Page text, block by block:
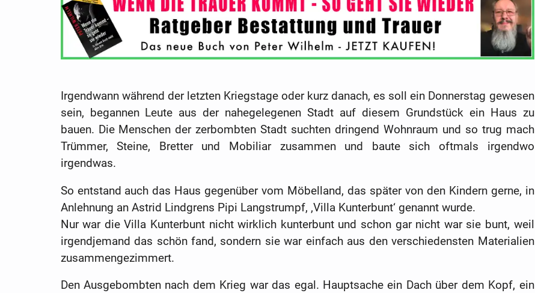
Irgendwann während der letzten Kriegstage oder kurz danach, es soll ein Donnerstag gewesen
sein, begannen Leute aus der nahegelegenen Stadt auf diesem Grundstück ein Haus zu
bauen. Die Menschen der zerbombten Stadt suchten dringend Wohnraum und so trug mach
Trümmer, Steine, Bretter und Mobiliar zusammen und baute sich oftmals irgendwo
irgendwas.
So entstand auch das Haus gegenüber vom Möbelland, das später von den Kindern gerne, in
Anlehnung an Astrid Lindgrens Pipi Langstrumpf, ‚Villa Kunterbunt‘ genannt wurde.
Nur war die Villa Kunterbunt nicht wirklich kunterbunt und schon gar nicht war sie bunt, weil
irgendjemand das schön fand, sondern sie war einfach aus den verschiedensten Materialien
zusammengezimmert.
Den Ausgebombten nach dem Krieg war das egal. Hauptsache ein Dach über dem Kopf, ein